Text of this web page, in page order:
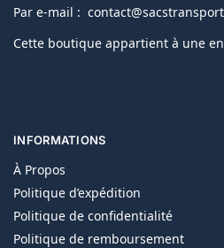
Par e-mail :
Cette boutique appartient à une
INFORMATIONS
À Propos
Politique d’expédition
Politique de confidentialité
Politique de remboursement